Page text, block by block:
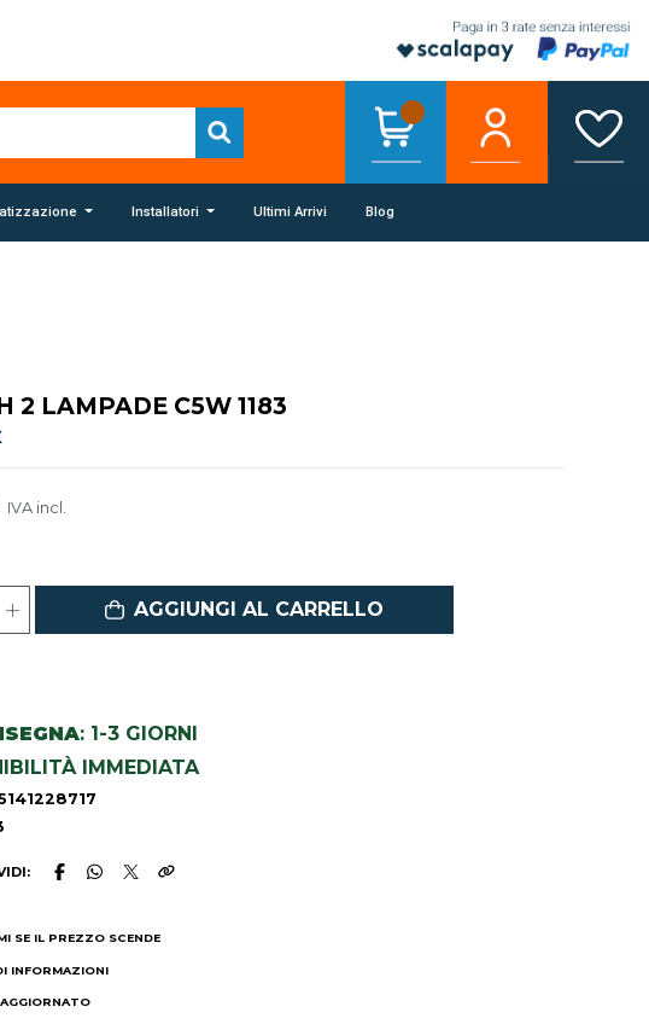
Installatori Ultimi Arrivi Blog
2 LAMPADE C5W 1183
IVA incl.
AGGIUNGI AL CARRELLO
: 1-3 GIORNI
IMMEDIATA
SE IL PREZZO SCENDE
INFORMAZIONI